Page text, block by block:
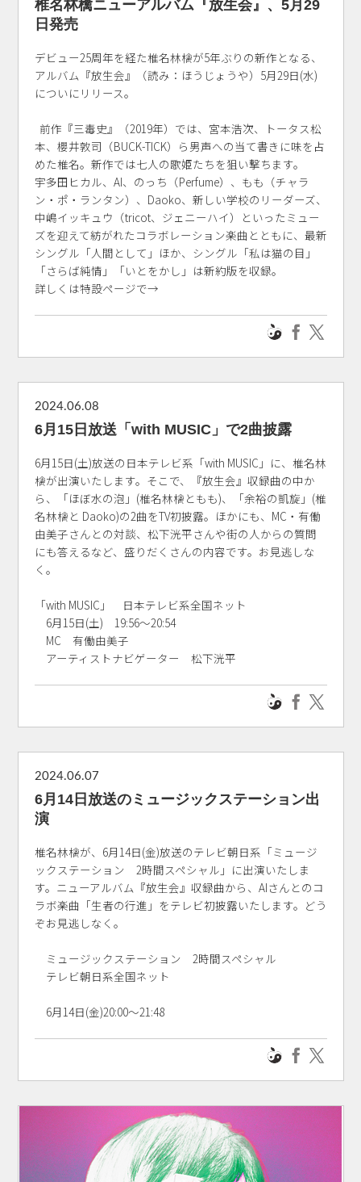
椎名林檎ニューアルバム『放生会』、5月29
日発売
デビュー25周年を経た椎名林檎が5年ぶりの新作となる、
アルバム『放生会』（読み：ほうじょうや）5月29日(水)
についにリリース。
前作『三毒史』（2019年）では、宮本浩次、トータス松
本、櫻井敦司（BUCK-TICK）ら男声への当て書きに味を占
めた椎名。新作では七人の歌姫たちを狙い撃ちます。
宇多田ヒカル、AI、のっち（Perfume）、もも（チャラ
ン・ポ・ランタン）、Daoko、新しい学校のリーダーズ、
中嶋イッキュウ（tricot、ジェニーハイ）といったミュー
ズを迎えて紡がれたコラボレーション楽曲とともに、最新
シングル「人間として」ほか、シングル「私は猫の目」
「さらば純情」「いとをかし」は新約版を収録。
詳しくは特設ページで→
2024.06.08
6月15日放送「with MUSIC」で2曲披露
6月15日(土)放送の日本テレビ系「with MUSIC」に、椎名林
檎が出演いたします。そこで、『放生会』収録曲の中か
ら、「ほぼ水の泡」(椎名林檎ともも)、「余裕の凱旋」(椎
名林檎と Daoko)の2曲をTV初披露。ほかにも、MC・有働
由美子さんとの対談、松下洸平さんや街の人からの質問
にも答えるなど、盛りだくさんの内容です。お見逃しな
く。
「with MUSIC」 日本テレビ系全国ネット
6月15日(土) 19:56～20:54
MC 有働由美子
アーティストナビゲーター 松下洸平
2024.06.07
6月14日放送のミュージックステーション出
演
椎名林檎が、6月14日(金)放送のテレビ朝日系「ミュージ
ックステーション 2時間スペシャル」に出演いたしま
す。ニューアルバム『放生会』収録曲から、AIさんとのコ
ラボ楽曲「生者の行進」をテレビ初披露いたします。どう
ぞお見逃しなく。
ミュージックステーション 2時間スペシャル
テレビ朝日系全国ネット
6月14日(金)20:00～21:48